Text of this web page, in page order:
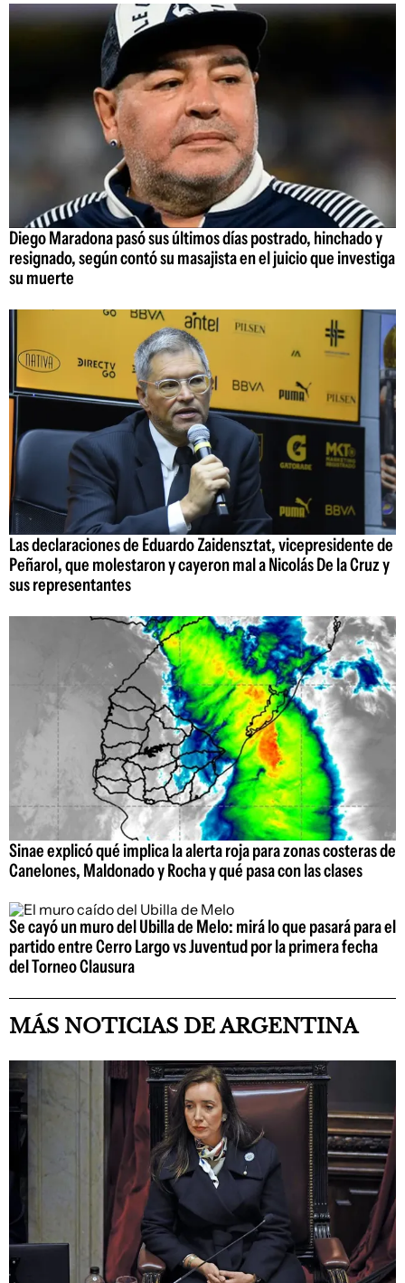
Diego Maradona pasó sus últimos días postrado, hinchado y
resignado, según contó su masajista en el juicio que investiga
su muerte
Las declaraciones de Eduardo Zaidensztat, vicepresidente de
Peñarol, que molestaron y cayeron mal a Nicolás De la Cruz y
sus representantes
Sinae explicó qué implica la alerta roja para zonas costeras de
Canelones, Maldonado y Rocha y qué pasa con las clases
Se cayó un muro del Ubilla de Melo: mirá lo que pasará para el
partido entre Cerro Largo vs Juventud por la primera fecha
del Torneo Clausura
MÁS NOTICIAS DE ARGENTINA